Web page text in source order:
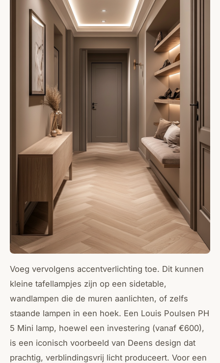
Voeg vervolgens accentverlichting toe. Dit kunnen
kleine tafellampjes zijn op een sidetable,
wandlampen die de muren aanlichten, of zelfs
staande lampen in een hoek. Een Louis Poulsen PH
5 Mini lamp, hoewel een investering (vanaf €600),
is een iconisch voorbeeld van Deens design dat
prachtig, verblindingsvrij licht produceert. Voor een